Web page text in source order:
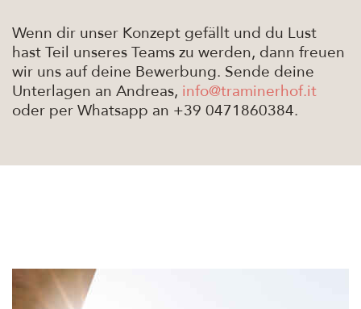
Wenn dir unser Konzept gefällt und du Lust
hast Teil unseres Teams zu werden, dann freuen
wir uns auf deine Bewerbung. Sende deine
Unterlagen an Andreas, info@traminerhof.it
oder per Whatsapp an +39 0471860384.